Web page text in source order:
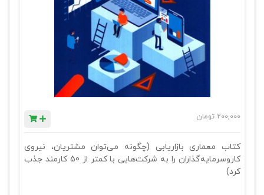
200,000 تومان
کتاب معماری بازاریابی (چگونه می‌توان مشتریان، نیروی
کاروسرمایه‌گذاران را به شرکت‌هایی با کمتر از 50 کارمند جذب
کرد)